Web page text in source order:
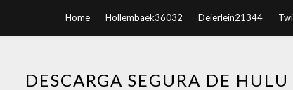
Home Hollembaek36032 Deierlein21344
DESCARGA SEGURA DE